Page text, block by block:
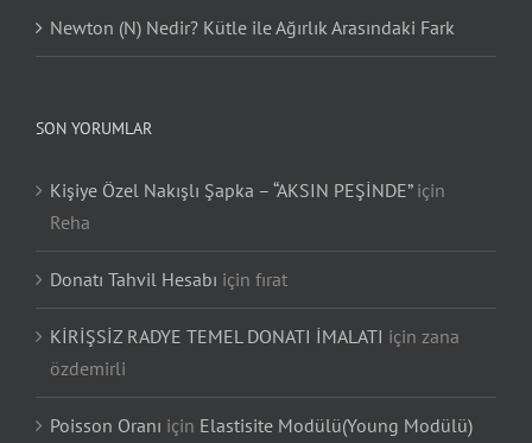
Newton (N) Nedir? Kütle ile Ağırlık Arasındaki Fark
SON YORUMLAR
Kişiye Özel Nakışlı Şapka – “AKSIN PEŞİNDE”için
Reha
Donatı Tahvil Hesabı için fırat
KİRİŞSİZ RADYE TEMEL DONATI İMALATI için zana
özdemirli
Poisson Oranı için Elastisite Modülü(Young Modülü)